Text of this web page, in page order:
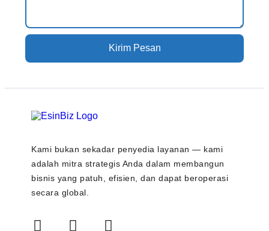
Kirim Pesan
Kami bukan sekadar penyedia layanan — kami
adalah mitra strategis Anda dalam membangun
bisnis yang patuh, efisien, dan dapat beroperasi
secara global.